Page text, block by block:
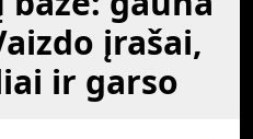
įrašai,
ir garso